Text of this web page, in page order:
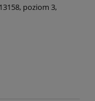
poziom 3,